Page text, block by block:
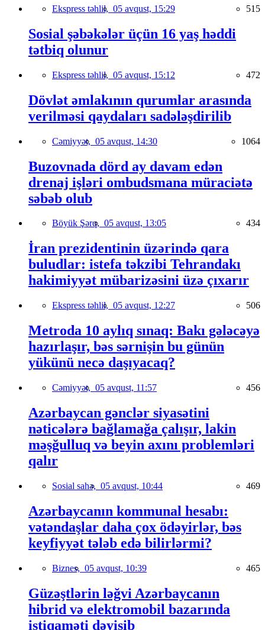
Ekspress təhlil, 05 avqust, 15:29 515
Sosial şəbəkələr üçün 16 yaş həddi
tətbiq olunur
Ekspress təhlil, 05 avqust, 15:12 472
Dövlət əmlakının qurumlar arasında
verilməsi qaydaları sadələşdirilib
Cəmiyyət, 05 avqust, 14:30 1064
Buzovnada dörd ay davam edən
drenaj işləri ombudsmana müraciətə
səbəb olub
Böyük Şərq, 05 avqust, 13:05 434
İran prezidentinin üzərində qara
buludlar: istefa təkzibi Tehrandakı
hakimiyyət mübarizəsini üzə çıxarır
Ekspress təhlil, 05 avqust, 12:27 506
Metroda 10 aylıq sınaq: Bakı gələcəyə
hazırlaşır, bəs sərnişin bu günün
yükünü necə daşıyacaq?
Cəmiyyət, 05 avqust, 11:57 456
Azərbaycan gənclər siyasətini
nəticələrə bağlamağa çalışır, lakin
məşğulluq və beyin axını problemləri
qalır
Sosial sahə, 05 avqust, 10:44 469
Azərbaycanın kommunal hesabı:
vətəndaşlar daha çox ödəyirlər, bəs
keyfiyyət tələb edə bilirlərmi?
Biznes, 05 avqust, 10:39 465
Güzəştlərin ləğvi Azərbaycanın
hibrid və elektromobil bazarında
istiqaməti dəyişib